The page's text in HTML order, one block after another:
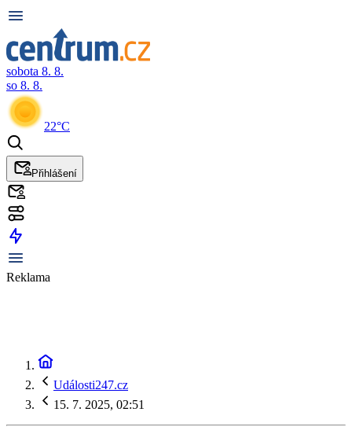
sobota 8. 8.
so 8. 8.
22°C
Přihlášení
Reklama
Události247.cz
15. 7. 2025, 02:51